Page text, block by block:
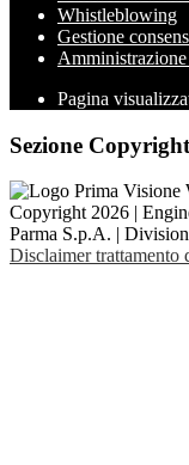
Whistleblowing
Gestione
Amministrazione
Pagina
Sezione Copyright
Copyright 2026 |
Parma S.p.A. |
Disclaimer trattamento